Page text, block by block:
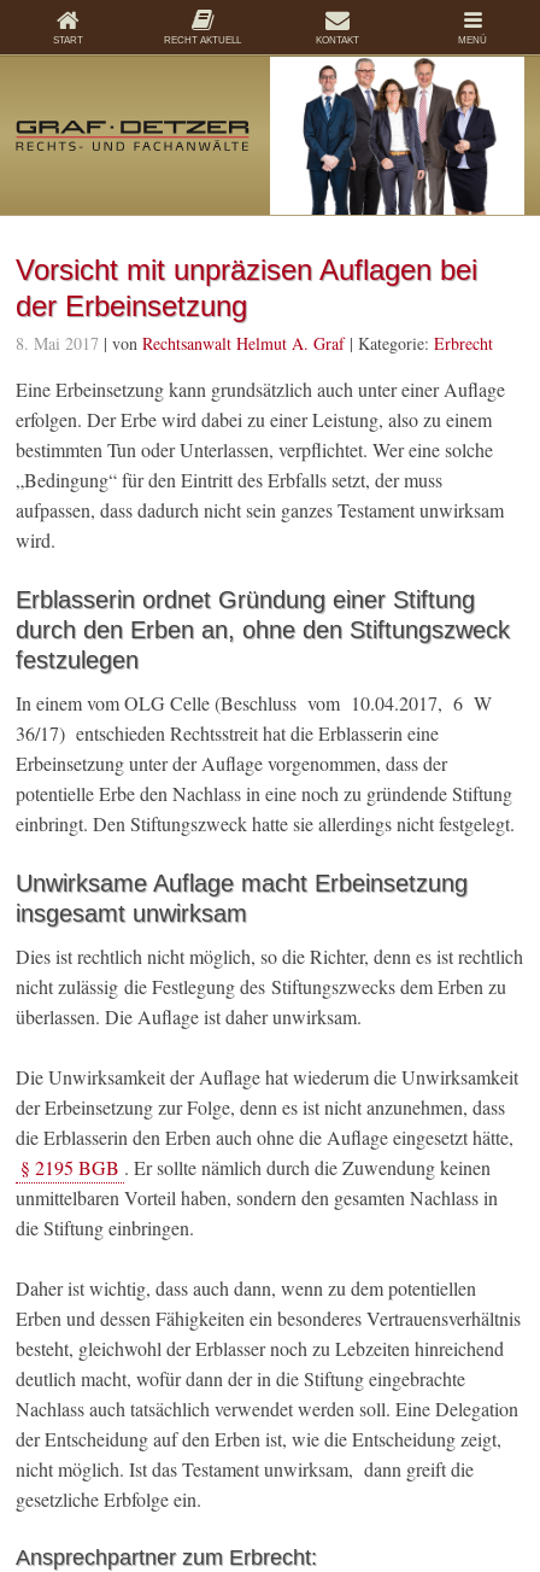
Vorsicht mit unpräzisen Auflagen bei
der Erbeinsetzung
8. Mai 2017 | vonRechtsanwalt Helmut A. Graf| Kategorie:Erbrecht
Eine Erbeinsetzung kann grundsätzlich auch unter einer Auflage
erfolgen. Der Erbe wird dabei zu einer Leistung, also zu einem
bestimmten Tun oder Unterlassen, verpflichtet. Wer eine solche
„Bedingung“ für den Eintritt des Erbfalls setzt, der muss
aufpassen, dass dadurch nicht sein ganzes Testament unwirksam
wird.
Erblasserin ordnet Gründung einer Stiftung
durch den Erben an, ohne den Stiftungszweck
festzulegen
In einem vom OLG Celle (Beschluss vom 10.04.2017, 6 W
36/17) entschieden Rechtsstreit hat die Erblasserin eine
Erbeinsetzung unter der Auflage vorgenommen, dass der
potentielle Erbe den Nachlass in eine noch zu gründende Stiftung
einbringt. Den Stiftungszweck hatte sie allerdings nicht festgelegt.
Unwirksame Auflage macht Erbeinsetzung
insgesamt unwirksam
Dies ist rechtlich nicht möglich, so die Richter, denn es ist rechtlich
nicht zulässig die Festlegung des Stiftungszwecks dem Erben zu
überlassen. Die Auflage ist daher unwirksam.
Die Unwirksamkeit der Auflage hat wiederum die Unwirksamkeit
der Erbeinsetzung zur Folge, denn es ist nicht anzunehmen, dass
die Erblasserin den Erben auch ohne die Auflage eingesetzt hätte,
§ 2195 BGB . Er sollte nämlich durch die Zuwendung keinen
unmittelbaren Vorteil haben, sondern den gesamten Nachlass in
die Stiftung einbringen.
Daher ist wichtig, dass auch dann, wenn zu dem potentiellen
Erben und dessen Fähigkeiten ein besonderes Vertrauensverhältnis
besteht, gleichwohl der Erblasser noch zu Lebzeiten hinreichend
deutlich macht, wofür dann der in die Stiftung eingebrachte
Nachlass auch tatsächlich verwendet werden soll. Eine Delegation
der Entscheidung auf den Erben ist, wie die Entscheidung zeigt,
nicht möglich. Ist das Testament unwirksam, dann greift die
gesetzliche Erbfolge ein.
Ansprechpartner zum Erbrecht:
START RECHT AKTUELL KONTAKT MENÜ